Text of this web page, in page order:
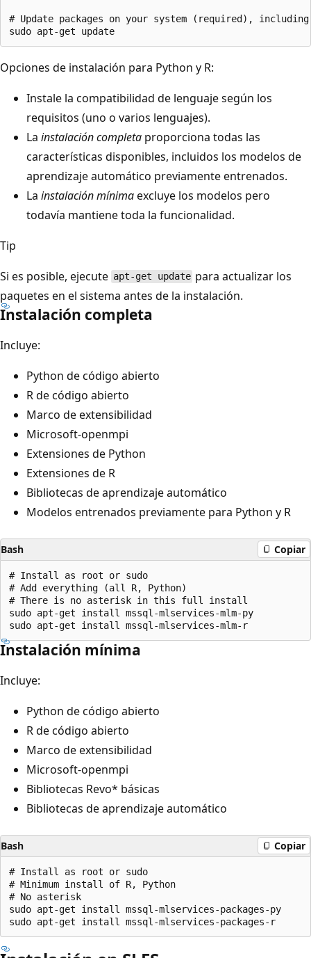
# Update packages on your system (required),
Opciones de instalación para Python y R:
Instale la compatibilidad de lenguaje según los
requisitos (uno o varios lenguajes).
La instalación completa proporciona todas las
características disponibles, incluidos los modelos de
aprendizaje automático previamente entrenados.
La instalación mínimaexcluye los modelos pero
todavía mantiene toda la funcionalidad.
Tip
Si es posible, ejecute apt-get update para actualizar los
paquetes en el sistema antes de la instalación.
Instalación completa
Incluye:
Python de código abierto
R de código abierto
Marco de extensibilidad
Microsoft-openmpi
Extensiones de Python
Extensiones de R
Bibliotecas de aprendizaje automático
Modelos entrenados previamente para Python y R
Bash Copiar
# Install as root or sudo
# Add everything (all R, Python)
# There is no asterisk in this full install
sudo apt-get install mssql-mlservices-mlm-py
Instalación mínima
Incluye:
Python de código abierto
R de código abierto
Marco de extensibilidad
Microsoft-openmpi
Bibliotecas Revo* básicas
Bibliotecas de aprendizaje automático
Bash Copiar
# Install as root or sudo
# Minimum install of R, Python
# No asterisk
sudo apt-get install mssql-mlservices-packages-py